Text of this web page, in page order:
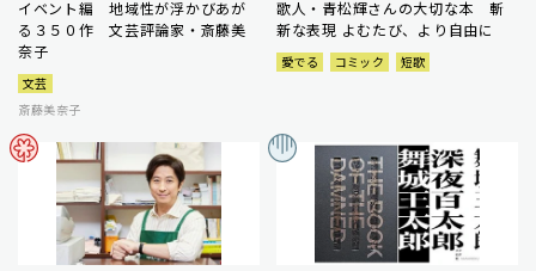
イベント編 地域性が浮かびあが
る３５０作 文芸評論家・斎藤美
奈子
文芸
斎藤美奈子
歌人・青松輝さんの大切な本 斬
新な表現 よむたび、より自由に
愛でる コミック 短歌